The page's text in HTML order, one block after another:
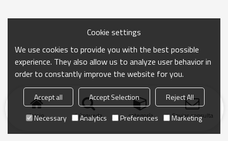
Inicio búsqueda categoría Enviar consulta
Cookie settings
We use cookies to provide you with the best possible
experience. They also allow us to analyze user behavior in
order to constantly improve the website for you.
Accept all Accept Selection
Reject All
Necessary
Analytics Preferences Marketing